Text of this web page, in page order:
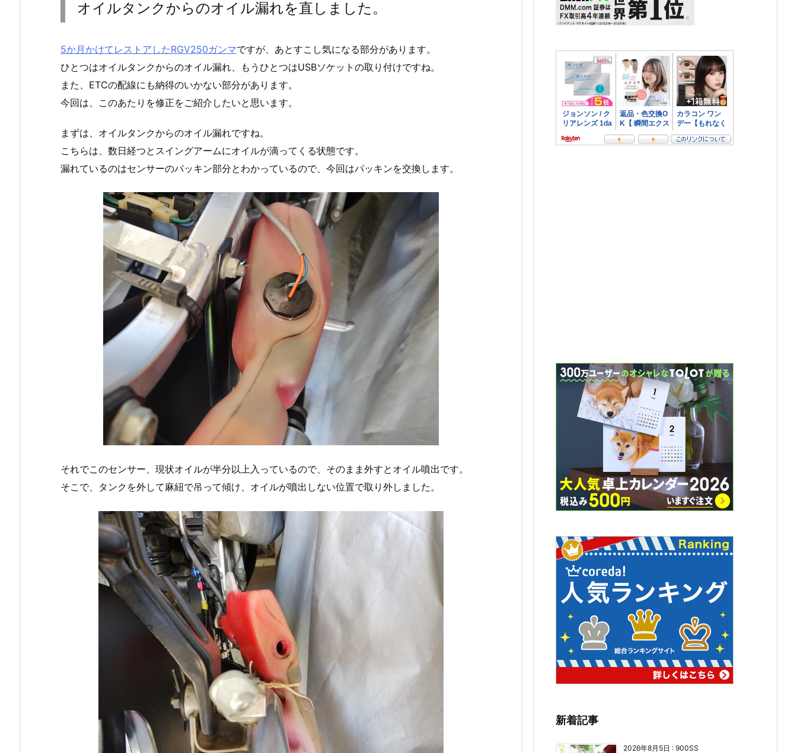
オイルタンクからのオイル漏れを直しました。
5か月かけてレストアしたRGV250ガンマですが、あとすこし気になる部分があります。
ひとつはオイルタンクからのオイル漏れ、もうひとつはUSBソケットの取り付けですね。
また、ETCの配線にも納得のいかない部分があります。
今回は、このあたりを修正をご紹介したいと思います。
まずは、オイルタンクからのオイル漏れですね。
こちらは、数日経つとスイングアームにオイルが滴ってくる状態です。
漏れているのはセンサーのパッキン部分とわかっているので、今回はパッキンを交換します。
それでこのセンサー、現状オイルが半分以上入っているので、そのまま外すとオイル噴出です。
そこで、タンクを外して麻紐で吊って傾け、オイルが噴出しない位置で取り外しました。
新着記事
2026年8月5日 : 900SS